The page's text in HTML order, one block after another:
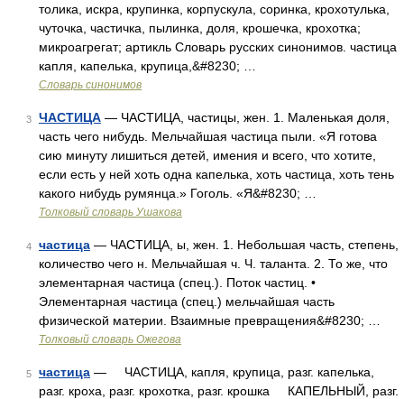
толика, искра, крупинка, корпускула, соринка, крохотулька,
чуточка, частичка, пылинка, доля, крошечка, крохотка;
микроагрегат; артикль Словарь русских синонимов. частица
капля, капелька, крупица,&#8230; …
Словарь синонимов
3 ЧАСТИЦА — ЧАСТИЦА, частицы, жен. 1. Маленькая доля,
часть чего нибудь. Мельчайшая частица пыли. «Я готова
сию минуту лишиться детей, имения и всего, что хотите,
если есть у ней хоть одна капелька, хоть частица, хоть тень
какого нибудь румянца.» Гоголь. «Я&#8230; …
Толковый словарь Ушакова
4 частица — ЧАСТИЦА, ы, жен. 1. Небольшая часть, степень,
количество чего н. Мельчайшая ч. Ч. таланта. 2. То же, что
элементарная частица (спец.). Поток частиц. •
Элементарная частица (спец.) мельчайшая часть
физической материи. Взаимные превращения&#8230; …
Толковый словарь Ожегова
5 частица — ЧАСТИЦА, капля, крупица, разг. капелька,
разг. кроха, разг. крохотка, разг. крошка КАПЕЛЬНЫЙ, разг.